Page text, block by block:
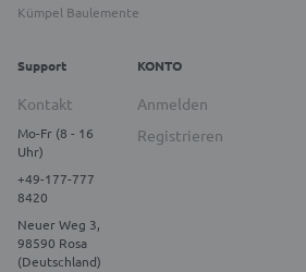
Kümpel Baulemente
Support
Kontakt
Mo-Fr (8 - 16
Uhr)
+49-177-777
8420
Neuer Weg 3,
98590 Rosa
(Deutschland)
KONTO
Anmelden
Registrieren